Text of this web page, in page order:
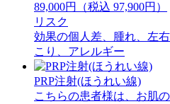
89,000円（税込 97,900円）
リスク
効果の個人差、腫れ、左
こり、アレルギー
PRP注射(ほうれい線)
こちらの患者様は、お肌